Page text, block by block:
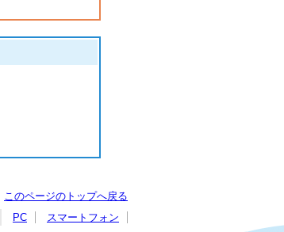
このページのトップへ戻る
PC スマートフォン